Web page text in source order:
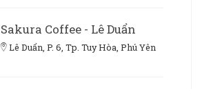
Sakura Coffee - Lê Duẩn
Lê Duẩn, P. 6, Tp. Tuy Hòa, Phú Yên